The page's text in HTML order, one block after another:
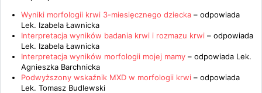
Wyniki morfologii krwi 3-miesięcznego dziecka – odpowiada
Lek. Izabela Ławnicka
Interpretacja wyników badania krwi i rozmazu krwi – odpowiada
Lek. Izabela Ławnicka
Interpretacja wyników morfologii mojej mamy – odpowiada Lek.
Agnieszka Barchnicka
Podwyższony wskaźnik MXD w morfologii krwi – odpowiada
Lek. Tomasz Budlewski